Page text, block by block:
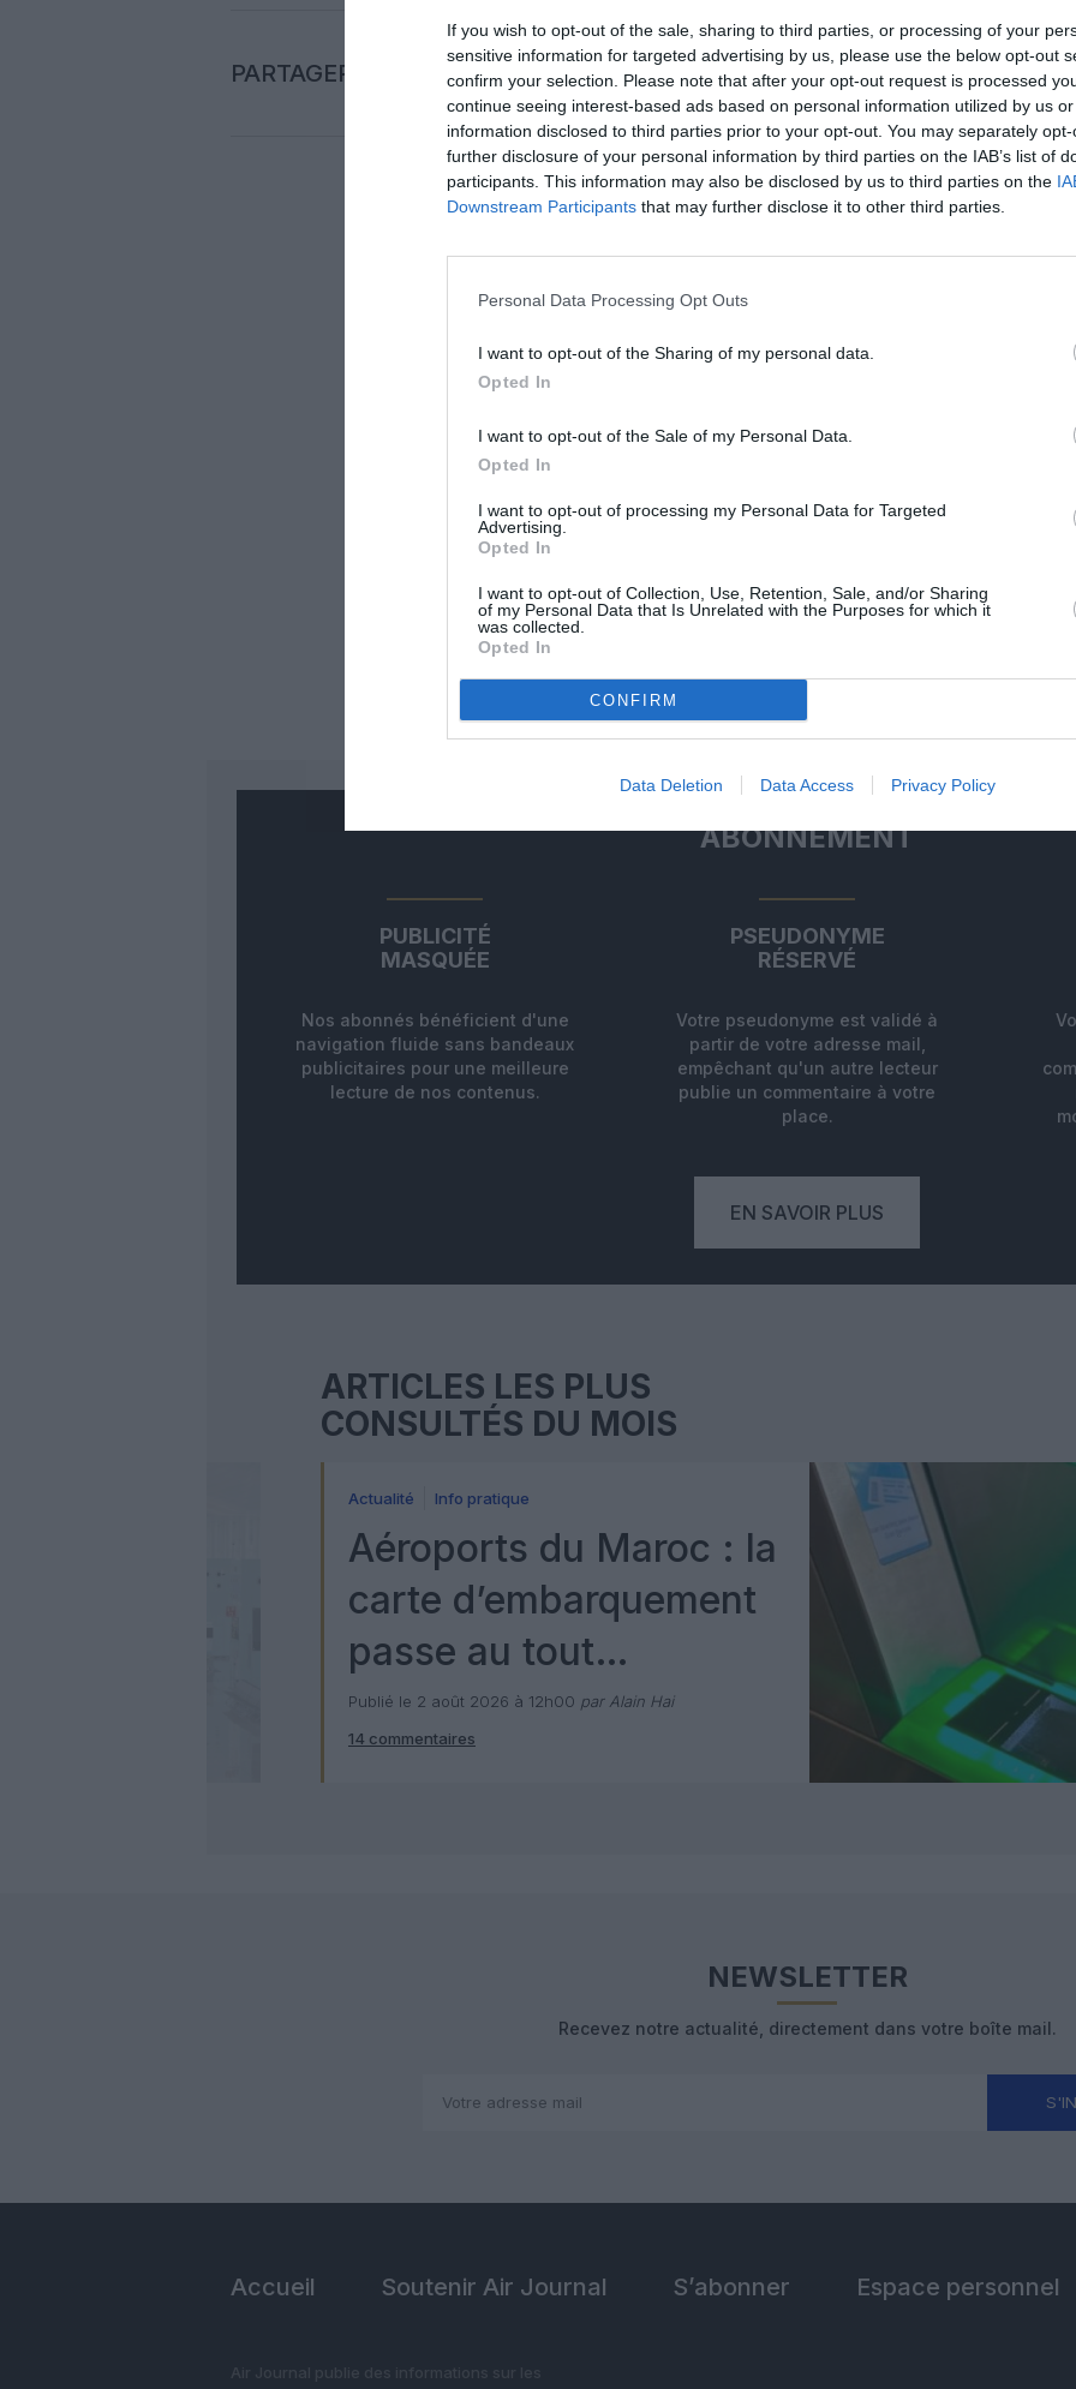
If you wish to opt-out of the sale, sharing to third parties, or processing of your
sensitive information for targeted advertising by us, please use the below opt-out
confirm your selection. Please note that after your opt-out request is processed
continue seeing interest-based ads based on personal information utilized by us
information disclosed to third parties prior to your opt-out. You may separately
further disclosure of your personal information by third parties on the IAB’s list of
participants. This information may also be disclosed by us to third parties on the
Downstream Participants that may further disclose it to other third parties.
Personal Data Processing Opt Outs
I want to opt-out of the Sharing of my personal data.
Opted In
I want to opt-out of the Sale of my Personal Data.
Opted In
I want to opt-out of processing my Personal Data for Targeted
Advertising.
Opted In
I want to opt-out of Collection, Use, Retention, Sale, and/or Sharing
of my Personal Data that Is Unrelated with the Purposes for which it
was collected.
Opted In
CONFIRM
Data Deletion Data Access Privacy Policy
PARTAGER L'ARTICLE
FacebookTwitterPinterestLinkedInEmail Print
Aucun commentaire !
virgin
ABONNEMENT
PUBLICITÉ
MASQUÉE
Nos abonnés bénéficient d'une
navigation fluide sans bandeaux
publicitaires pour une meilleure
lecture de nos contenus.
PSEUDONYME
RÉSERVÉ
Votre pseudonyme est validé à
partir de votre adresse mail,
empêchant qu'un autre lecteur
publie un commentaire à votre
place.
EN SAVOIR PLUS
ARTICLES LES PLUS
CONSULTÉS DU MOIS
Actualité Info pratique
Aéroports du Maroc : la
carte d’embarquement
passe au tout
numérique avec Pax
Check
Publié le 2 août 2026 à 12h00 par Alain Hai
14 commentaires
NEWSLETTER
Recevez notre actualité, directement dans votre boîte mail.
Accueil Soutenir Air Journal S’abonner Espace personnel